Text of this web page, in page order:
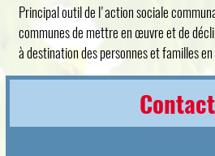
Principal outil de l'action sociale
communes de mettre en œuvre et de
à destination des personnes et familles
Contact